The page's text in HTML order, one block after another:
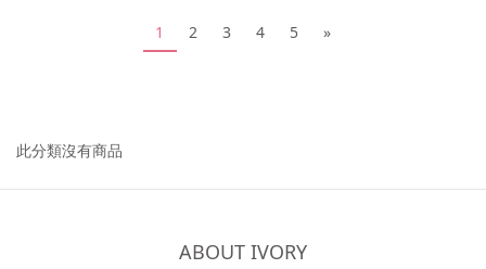
1 2 3 4 5 »
此分類沒有商品
ABOUT IVORY